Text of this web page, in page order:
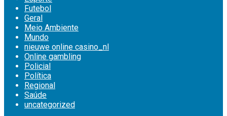
Futebol
Geral
Meio Ambiente
Mundo
nieuwe online casino_nl
Online gambling
Policial
Política
Regional
Saúde
uncategorized